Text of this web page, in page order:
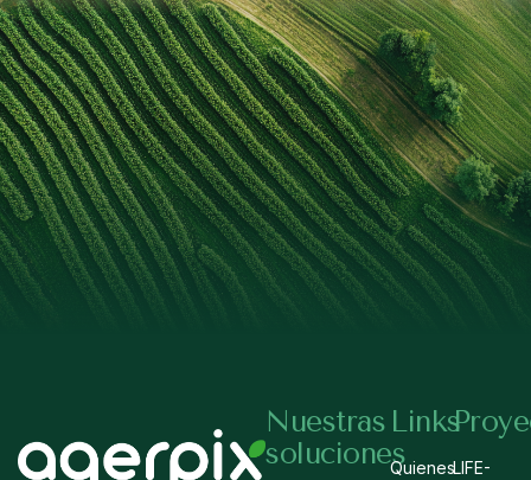
Nuestras
soluciones
Links
QuienesLIFE-